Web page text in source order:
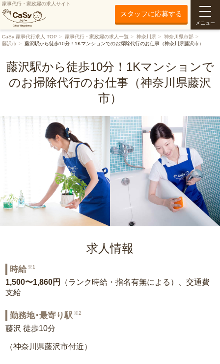
家事代行・家政婦の求人サイト
スタッフに応募する
メニュー
CaSy 家事代行求人 TOP 家事代行・家政婦の求人一覧 神奈川県
神奈川県市部
藤沢市
藤沢駅から徒歩10分！1Kマンションでのお掃除代行のお仕事（神奈川県藤沢市）
藤沢駅から徒歩10分！1Kマンションで
のお掃除代行のお仕事（神奈川県藤沢
市）
求人情報
時給 ※1
1,500〜1,860円
（ランク時給・指名有無による）、交通費
支給
勤務地･最寄り駅 ※2
藤沢 徒歩10分
（神奈川県藤沢市付近）